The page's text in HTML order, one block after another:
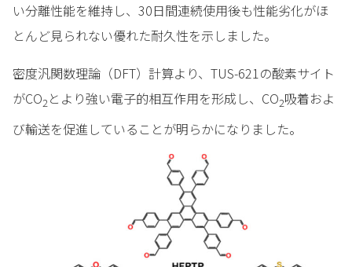
い分離性能を維持し、30日間連続使用後も性能劣化がほ
とんど見られない優れた耐久性を示しました。
密度汎関数理論（DFT）計算より、TUS-621の酸素サイト
がCO2とより強い電子的相互作用を形成し、CO2吸着およ
び輸送を促進していることが明らかになりました。